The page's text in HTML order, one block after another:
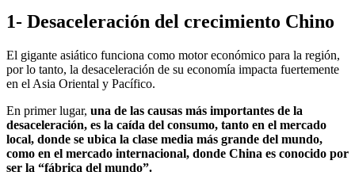
1- Desaceleración del crecimiento Chino
El gigante asiático funciona como motor económico para la región,
por lo tanto, la desaceleración de su economía impacta fuertemente
en el Asia Oriental y Pacífico.
En primer lugar, una de las causas más importantes de la
desaceleración, es la caída del consumo, tanto en el mercado
local, donde se ubica la clase media más grande del mundo,
como en el mercado internacional, donde China es conocido por
ser la “fábrica del mundo”.